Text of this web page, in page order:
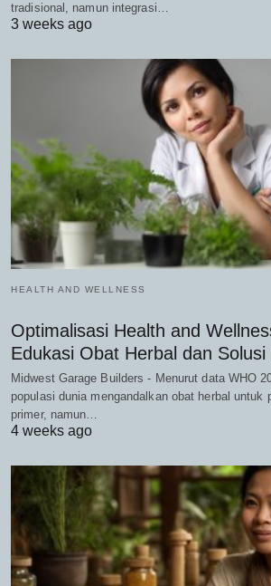
tradisional, namun integrasi…
3 weeks ago
HEALTH AND WELLNESS
Optimalisasi Health and
Edukasi Obat Herbal dan
Midwest Garage Builders - Menurut data WHO
populasi dunia mengandalkan obat herbal untuk
primer, namun…
4 weeks ago